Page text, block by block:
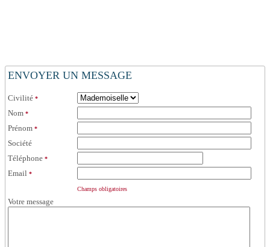
ENVOYER UN MESSAGE
Civilité *
Nom *
Prénom *
Société
Téléphone *
Email *
Champs obligatoires
Votre message